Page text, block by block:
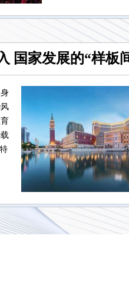
国家发展的“样板